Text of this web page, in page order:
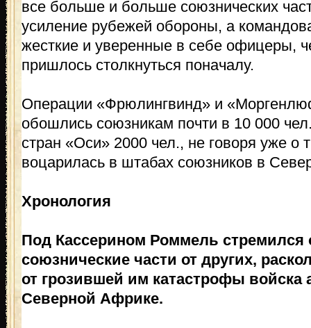
все больше и больше союзнических
усиление рубежей обороны, а
жесткие и уверенные в себе офицеры,
пришлось столкнуться поначалу.
Операции «Фрюлингвинд» и
обошлись союзникам почти в 10 000
стран «Оси» 2000 чел., не говоря уже о
воцарилась в штабах союзников в
Хронология
Под Кассерином Роммель стремился
союзнические части от других,
от грозившей им катастрофы войска
Северной Африке.